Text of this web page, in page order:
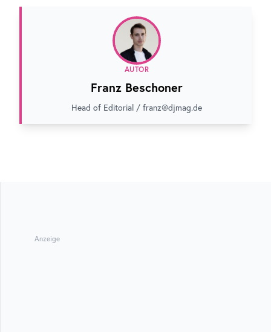
AUTOR
Franz Beschoner
Head of Editorial / franz@djmag.de
Anzeige